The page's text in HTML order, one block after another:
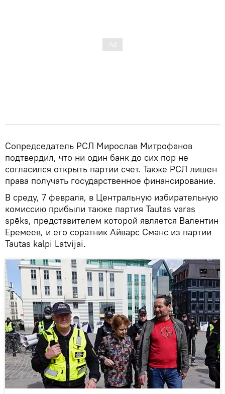
Сопредседатель РСЛ Мирослав Митрофанов
подтвердил, что ни один банк до сих пор не
согласился открыть партии счет. Также РСЛ лишен
права получать государственное финансирование.
В среду, 7 февраля, в Центральную избирательную
комиссию прибыли также партия Tautas varas
spēks, представителем которой является Валентин
Еремеев, и его соратник Айварс Сманс из партии
Tautas kalpi Latvijai.